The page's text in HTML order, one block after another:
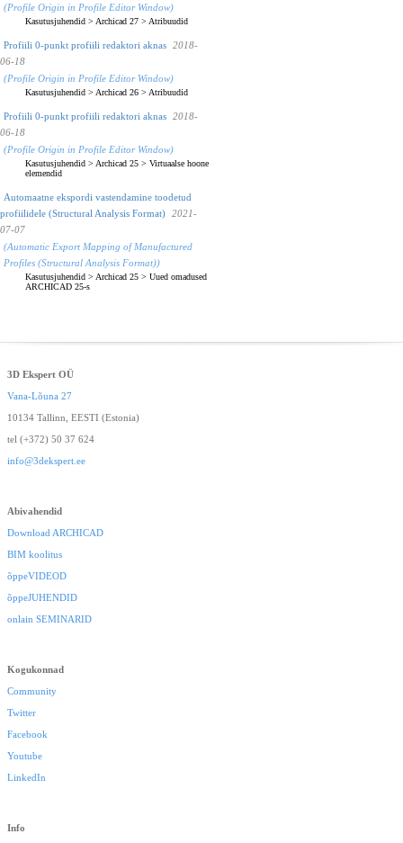
(Profile Origin in Profile Editor Window)
Kasutusjuhendid > Archicad 27 > Atribuudid
Profiili 0-punkt profiili redaktori aknas
2018-
06-18
(Profile Origin in Profile Editor Window)
Kasutusjuhendid > Archicad 26 > Atribuudid
Profiili 0-punkt profiili redaktori aknas
2018-
06-18
(Profile Origin in Profile Editor Window)
Kasutusjuhendid > Archicad 25 > Virtuaalse hoone
elemendid
Automaatne ekspordi vastendamine toodetud
profiilidele (Structural Analysis Format)
2021-
07-07
(Automatic Export Mapping of Manufactured
Profiles (Structural Analysis Format))
Kasutusjuhendid > Archicad 25 > Uued omadused
ARCHICAD 25-s
3D Ekspert OÜ
Vana-Lõuna 27
10134 Tallinn, EESTI (Estonia)
tel (+372) 50 37 624
info@3dekspert.ee
Abivahendid
Download ARCHICAD
BIM koolitus
õppeVIDEOD
õppeJUHENDID
onlain SEMINARID
Kogukonnad
Community
Twitter
Facebook
Youtube
LinkedIn
Info